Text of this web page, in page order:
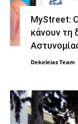
MyStreet:
κάνουν τη
Dekeleias Team